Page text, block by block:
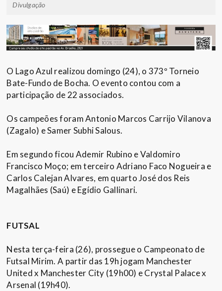
Divulgação
O Lago Azul realizou domingo (24), o 373º Torneio
Bate-Fundo de Bocha. O evento contou com a
participação de 22 associados.
Os campeões foram Antonio Marcos Carrijo Vilanova
(Zagalo) e Samer Subhi Salous.
Em segundo ficou Ademir Rubino e Valdomiro
Francisco Moço; em terceiro Adriano Faco Nogueira e
Carlos Calejan Alvares, em quarto José dos Reis
Magalhães (Saú) e Egídio Gallinari.
FUTSAL
Nesta terça-feira (26), prossegue o Campeonato de
Futsal Mirim. A partir das 19h jogam Manchester
United x Manchester City (19h00) e Crystal Palace x
Arsenal (19h40).